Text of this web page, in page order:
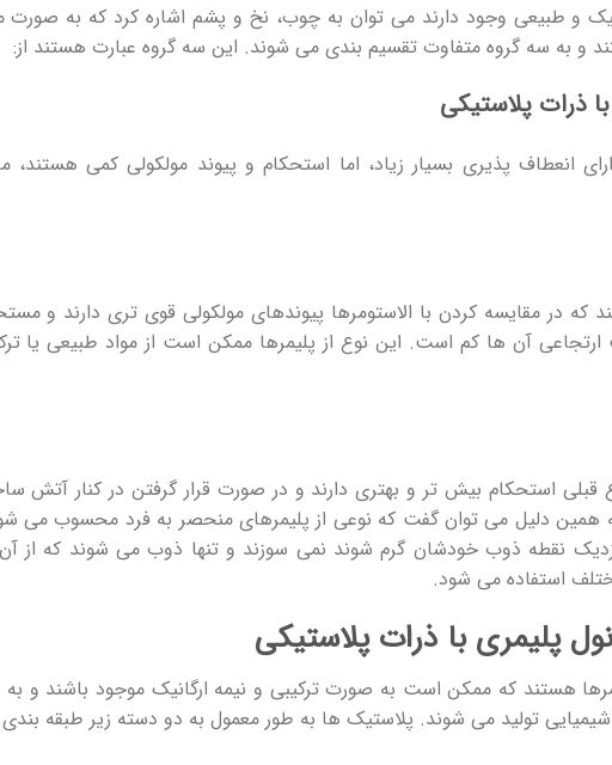
و طبیعی وجود دارند می توان به چوب، نخ و پشم اشاره کرد که به صورت
و به سه گروه متفاوت تقسیم بندی می شوند. این سه گروه عبارت هستند از:
ذرات پلاستیکی
انعطاف پذیری بسیار زیاد، اما استحکام و پیوند مولکولی کمی هستند،
که در مقایسه کردن با الاستومرها پیوندهای مولکولی قوی تری دارند و
ارتجاعی آن ها کم است. این نوع از پلیمرها ممکن است از مواد طبیعی یا
قبلی استحکام بیش تر و بهتری دارند و در صورت قرار گرفتن در کنار آتش
همین دلیل می توان گفت که نوعی از پلیمرهای منحصر به فرد محسوب می‌
نقطه ذوب خودشان گرم شوند نمی سوزند و تنها ذوب می شوند که از
استفاده می شود.
پلیمری با ذرات پلاستیکی
هستند که ممکن است به صورت ترکیبی و نیمه ارگانیک موجود باشند و به
تولید می شوند. پلاستیک ها به طور معمول به دو دسته زیر طبقه